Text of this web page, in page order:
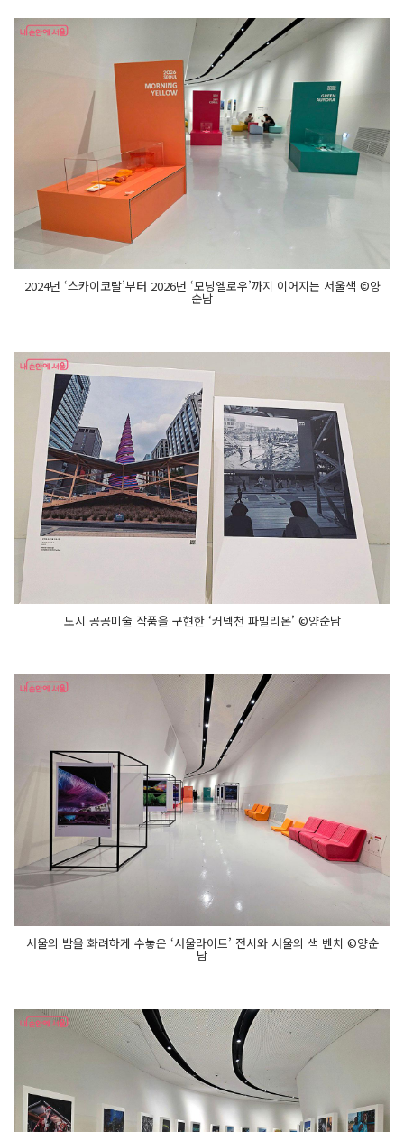
2024년 ‘스카이코랄’부터 2026년 ‘모닝옐로우’까지 이어지는 서울색 ©양
순남
도시 공공미술 작품을 구현한 ‘커넥천 파빌리온’ ©양순남
서울의 밤을 화려하게 수놓은 ‘서울라이트’ 전시와 서울의 색 벤치 ©양순
남